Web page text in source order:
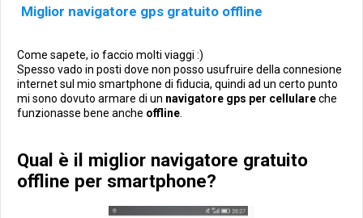
Miglior navigatore gps gratuito offline
Come sapete, io faccio molti viaggi :)
Spesso vado in posti dove non posso usufruire della connesione
internet sul mio smartphone di fiducia, quindi ad un certo punto
mi sono dovuto armare di un navigatore gps per cellulareche
funzionasse bene anche offline
Qual è il miglior navigatore gratuito
offline per smartphone?